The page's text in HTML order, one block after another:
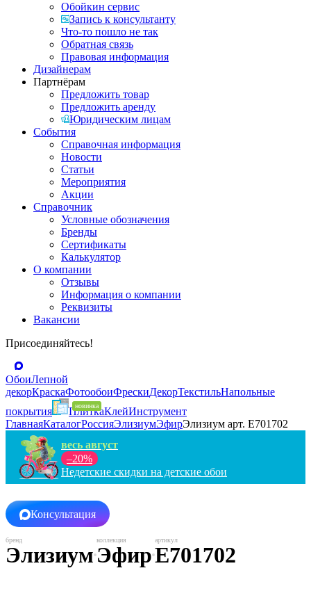
Обойкин сервис
Запись к консультанту
Что-то пошло не так
Обратная связь
Правовая информация
Дизайнерам
Партнёрам
Предложить товар
Предложить аренду
Юридическим лицам
События
Справочная информация
Новости
Статьи
Мероприятия
Акции
Справочник
Условные обозначения
Бренды
Сертификаты
Калькулятор
О компании
Отзывы
Информация о компании
Реквизиты
Вакансии
Присоединяйтесь!
ОбоиЛепной
декорКраскаФотообоиФрескиДекорТекстильНапольные
покрытия
ПлиткаКлейИнструмент
ГлавнаяКаталогРоссияЭлизиумЭфирЭлизиум арт. Е701702
весь август
–20%
Недетские скидки на детские обои
Консультация
ЭлизиумЭфирЕ701702